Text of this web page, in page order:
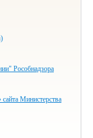
Рособнадзора
Министерства